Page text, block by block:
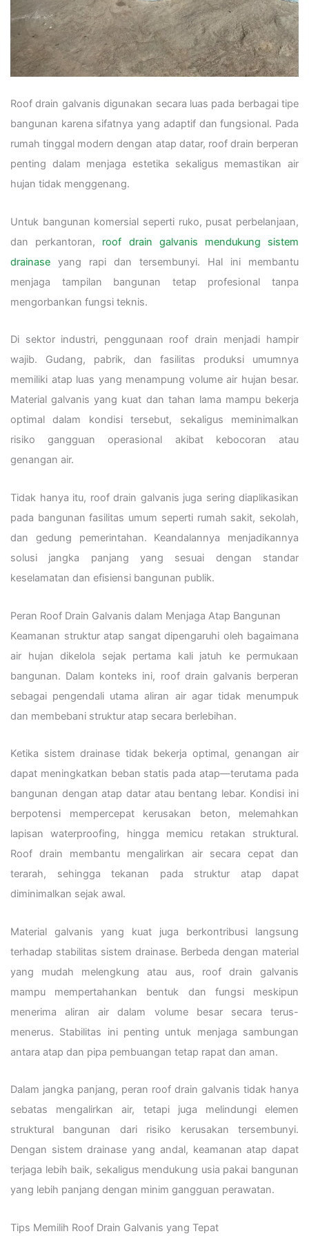
Roof drain galvanis digunakan secara luas pada berbagai tipe
bangunan karena sifatnya yang adaptif dan fungsional. Pada
rumah tinggal modern dengan atap datar, roof drain berperan
penting dalam menjaga estetika sekaligus memastikan air
hujan tidak menggenang.
Untuk bangunan komersial seperti ruko, pusat perbelanjaan,
dan perkantoran, roof drain galvanis mendukung sistem
drainase yang rapi dan tersembunyi. Hal ini membantu
menjaga tampilan bangunan tetap profesional tanpa
mengorbankan fungsi teknis.
Di sektor industri, penggunaan roof drain menjadi hampir
wajib. Gudang, pabrik, dan fasilitas produksi umumnya
memiliki atap luas yang menampung volume air hujan besar.
Material galvanis yang kuat dan tahan lama mampu bekerja
optimal dalam kondisi tersebut, sekaligus meminimalkan
risiko gangguan operasional akibat kebocoran atau
genangan air.
Tidak hanya itu, roof drain galvanis juga sering diaplikasikan
pada bangunan fasilitas umum seperti rumah sakit, sekolah,
dan gedung pemerintahan. Keandalannya menjadikannya
solusi jangka panjang yang sesuai dengan standar
keselamatan dan efisiensi bangunan publik.
Peran Roof Drain Galvanis dalam Menjaga Atap Bangunan
Keamanan struktur atap sangat dipengaruhi oleh bagaimana
air hujan dikelola sejak pertama kali jatuh ke permukaan
bangunan. Dalam konteks ini, roof drain galvanis berperan
sebagai pengendali utama aliran air agar tidak menumpuk
dan membebani struktur atap secara berlebihan.
Ketika sistem drainase tidak bekerja optimal, genangan air
dapat meningkatkan beban statis pada atap—terutama pada
bangunan dengan atap datar atau bentang lebar. Kondisi ini
berpotensi mempercepat kerusakan beton, melemahkan
lapisan waterproofing, hingga memicu retakan struktural.
Roof drain membantu mengalirkan air secara cepat dan
terarah, sehingga tekanan pada struktur atap dapat
diminimalkan sejak awal.
Material galvanis yang kuat juga berkontribusi langsung
terhadap stabilitas sistem drainase. Berbeda dengan material
yang mudah melengkung atau aus, roof drain galvanis
mampu mempertahankan bentuk dan fungsi meskipun
menerima aliran air dalam volume besar secara terus-
menerus. Stabilitas ini penting untuk menjaga sambungan
antara atap dan pipa pembuangan tetap rapat dan aman.
Dalam jangka panjang, peran roof drain galvanis tidak hanya
sebatas mengalirkan air, tetapi juga melindungi elemen
struktural bangunan dari risiko kerusakan tersembunyi.
Dengan sistem drainase yang andal, keamanan atap dapat
terjaga lebih baik, sekaligus mendukung usia pakai bangunan
yang lebih panjang dengan minim gangguan perawatan.
Tips Memilih Roof Drain Galvanis yang Tepat